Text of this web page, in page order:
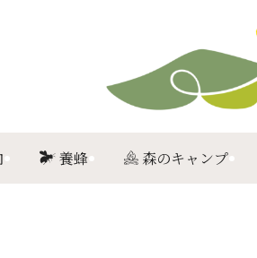
養蜂 森のキャンプ